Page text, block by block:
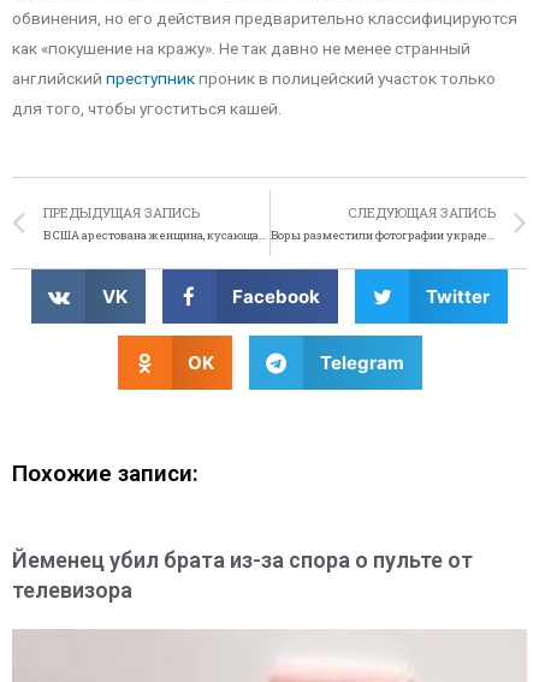
обвинения, но его действия предварительно классифицируются
как «покушение на кражу». Не так давно не менее странный
английский преступникпроник в полицейский участок только
для того, чтобы угоститься кашей.
ПРЕДЫДУЩАЯ ЗАПИСЬ
В США арестована женщина, кусающая говядину
СЛЕДУЮЩАЯ ЗАПИСЬ
Воры разместили фотографии украденных вещей на Facebook
VK Facebook Twitter
OK Telegram
Похожие записи:
Йеменец убил брата из-за спора о пульте от
телевизора